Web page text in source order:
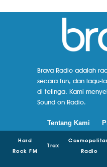
Brava Radio adalah
secara fun, dan lagu-
di telinga. Kami
Sound on Radio.
Tentang Kami
Hard
Rock FM
Trax
Radio